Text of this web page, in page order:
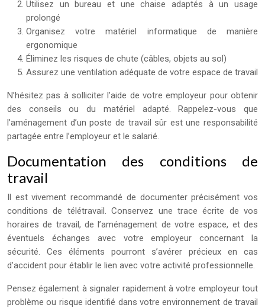
Utilisez un bureau et une chaise adaptés à un usage
prolongé
Organisez votre matériel informatique de manière
ergonomique
Éliminez les risques de chute (câbles, objets au sol)
Assurez une ventilation adéquate de votre espace de travail
N’hésitez pas à solliciter l’aide de votre employeur pour obtenir
des conseils ou du matériel adapté. Rappelez-vous que
l’aménagement d’un poste de travail sûr est une responsabilité
partagée entre l’employeur et le salarié.
Documentation des conditions de
travail
Il est vivement recommandé de documenter précisément vos
conditions de télétravail. Conservez une trace écrite de vos
horaires de travail, de l’aménagement de votre espace, et des
éventuels échanges avec votre employeur concernant la
sécurité. Ces éléments pourront s’avérer précieux en cas
d’accident pour établir le lien avec votre activité professionnelle.
Pensez également à signaler rapidement à votre employeur tout
problème ou risque identifié dans votre environnement de travail